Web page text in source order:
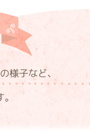
様子など、